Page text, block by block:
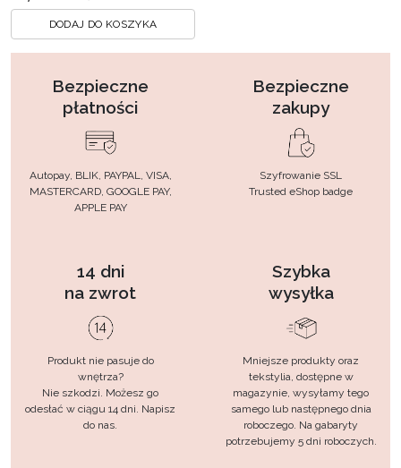
DODAJ DO KOSZYKA
Bezpieczne
płatności
Autopay, BLIK, PAYPAL, VISA,
MASTERCARD, GOOGLE PAY,
APPLE PAY
Bezpieczne
zakupy
Szyfrowanie SSL
Trusted eShop badge
14 dni
na zwrot
Produkt nie pasuje do
wnętrza?
Nie szkodzi. Możesz go
odesłać w ciągu 14 dni. Napisz
do nas.
Szybka
wysyłka
Mniejsze produkty oraz
tekstylia, dostępne w
magazynie, wysyłamy tego
samego lub następnego dnia
roboczego. Na gabaryty
potrzebujemy 5 dni roboczych.